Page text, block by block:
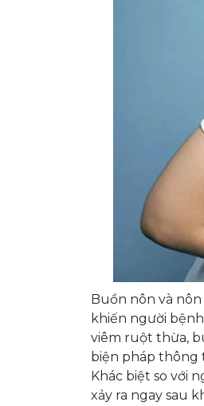
Buồn nôn và
khiến người
viêm ruột thừa,
biện pháp thông
Khác biệt so với
xảy ra ngay sau